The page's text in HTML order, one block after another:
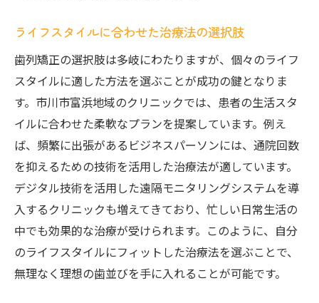
ライフスタイルに合わせた治療法の選択肢
歯列矯正の選択肢は多岐にわたりますが、個々のライフ
スタイルに適した方法を選ぶことが成功の鍵となりま
す。市川市富浜地域のクリニックでは、患者の生活スタ
イルに合わせた柔軟なプランを提案しています。例え
ば、頻繁に出張があるビジネスパーソンには、通院回数
を抑えるための技術を活用した治療法が適しています。
デジタル技術を活用した遠隔モニタリングシステムを導
入するクリニックも増えてきており、忙しい日常生活の
中でも効果的な治療が受けられます。このように、自分
のライフスタイルにフィットした治療法を選ぶことで、
無理なく理想の歯並びを手に入れることが可能です。